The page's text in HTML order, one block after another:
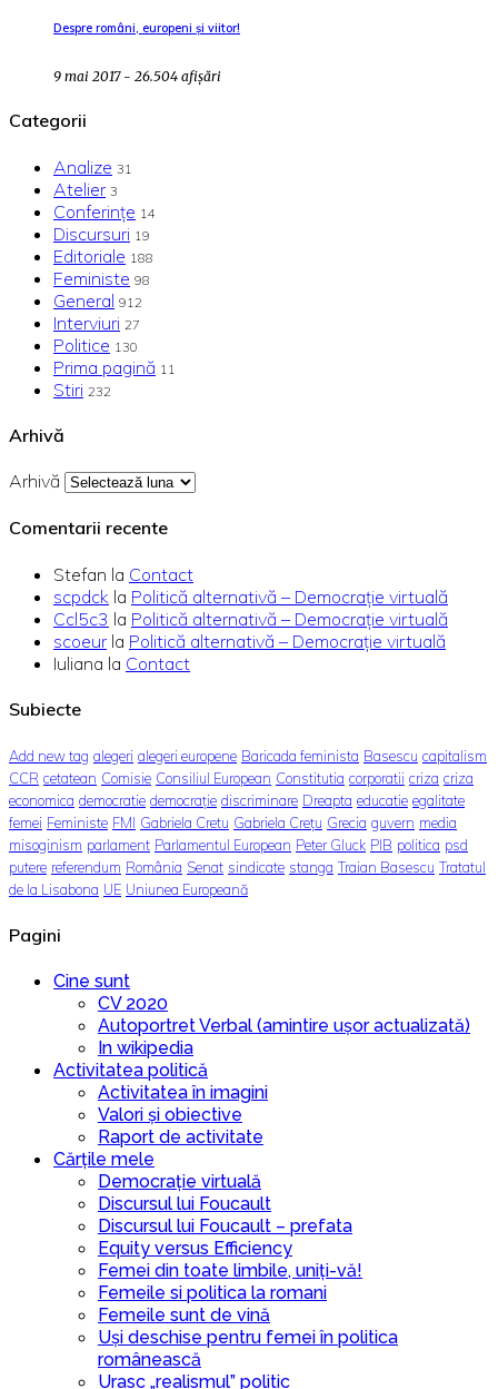
Despre români, europeni și viitor!
9 mai 2017 - 26.504 afișări
Categorii
Analize 31
Atelier 3
Conferințe 14
Discursuri 19
Editoriale 188
Feministe 98
General 912
Interviuri 27
Politice 130
Prima pagină 11
Stiri 232
Arhivă
Arhivă
Comentarii recente
Stefan la Contact
scpdck la Politică alternativă – Democraţie virtuală
Ccl5c3 la Politică alternativă – Democraţie virtuală
scoeur la Politică alternativă – Democraţie virtuală
Iuliana la Contact
Subiecte
Add new tag alegeri alegeri europene Baricada feminista Basescu capitalism
CCR cetatean Comisie Consiliul European Constitutia corporatii criza criza
economica democratie democrație discriminare Dreapta educatie egalitate
femei Feministe FMI Gabriela Cretu Gabriela Crețu Grecia guvern media
misoginism parlament Parlamentul European Peter Gluck PIB politica psd
putere referendum România Senat sindicate stanga Traian Basescu Tratatul
de la Lisabona UE Uniunea Europeană
Pagini
Cine sunt
CV 2020
Autoportret Verbal (amintire ușor actualizată)
In wikipedia
Activitatea politică
Activitatea în imagini
Valori și obiective
Raport de activitate
Cărțile mele
Democrație virtuală
Discursul lui Foucault
Discursul lui Foucault – prefata
Equity versus Efficiency
Femei din toate limbile, uniți-vă!
Femeile si politica la romani
Femeile sunt de vină
Uși deschise pentru femei în politica
românească
Urasc „realismul” politic